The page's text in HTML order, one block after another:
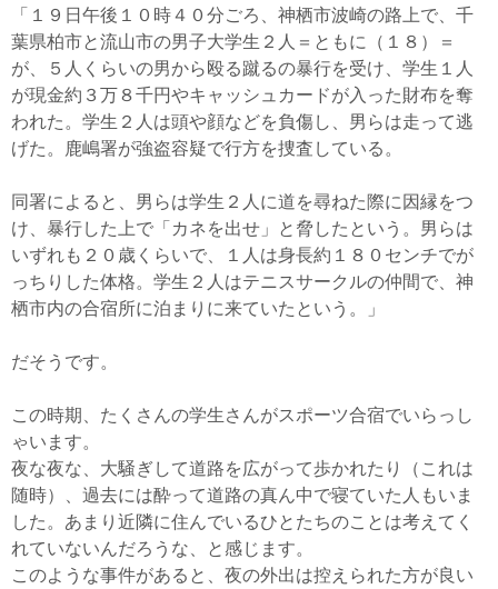
「１９日午後１０時４０分ごろ、神栖市波崎の路上で、千
葉県柏市と流山市の男子大学生２人＝ともに（１８）＝
が、５人くらいの男から殴る蹴るの暴行を受け、学生１人
が現金約３万８千円やキャッシュカードが入った財布を奪
われた。学生２人は頭や顔などを負傷し、男らは走って逃
げた。鹿嶋署が強盗容疑で行方を捜査している。
同署によると、男らは学生２人に道を尋ねた際に因縁をつ
け、暴行した上で「カネを出せ」と脅したという。男らは
いずれも２０歳くらいで、１人は身長約１８０センチでが
っちりした体格。学生２人はテニスサークルの仲間で、神
栖市内の合宿所に泊まりに来ていたという。」
だそうです。
この時期、たくさんの学生さんがスポーツ合宿でいらっし
ゃいます。
夜な夜な、大騒ぎして道路を広がって歩かれたり（これは
随時）、過去には酔って道路の真ん中で寝ていた人もいま
した。あまり近隣に住んでいるひとたちのことは考えてく
れていないんだろうな、と感じます。
このような事件があると、夜の外出は控えられた方が良い